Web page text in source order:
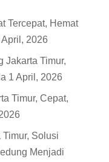
Tercepat, Hemat
April, 2026
Jakarta Timur,
1 April, 2026
Timur, Cepat,
Timur, Solusi
Menjadi